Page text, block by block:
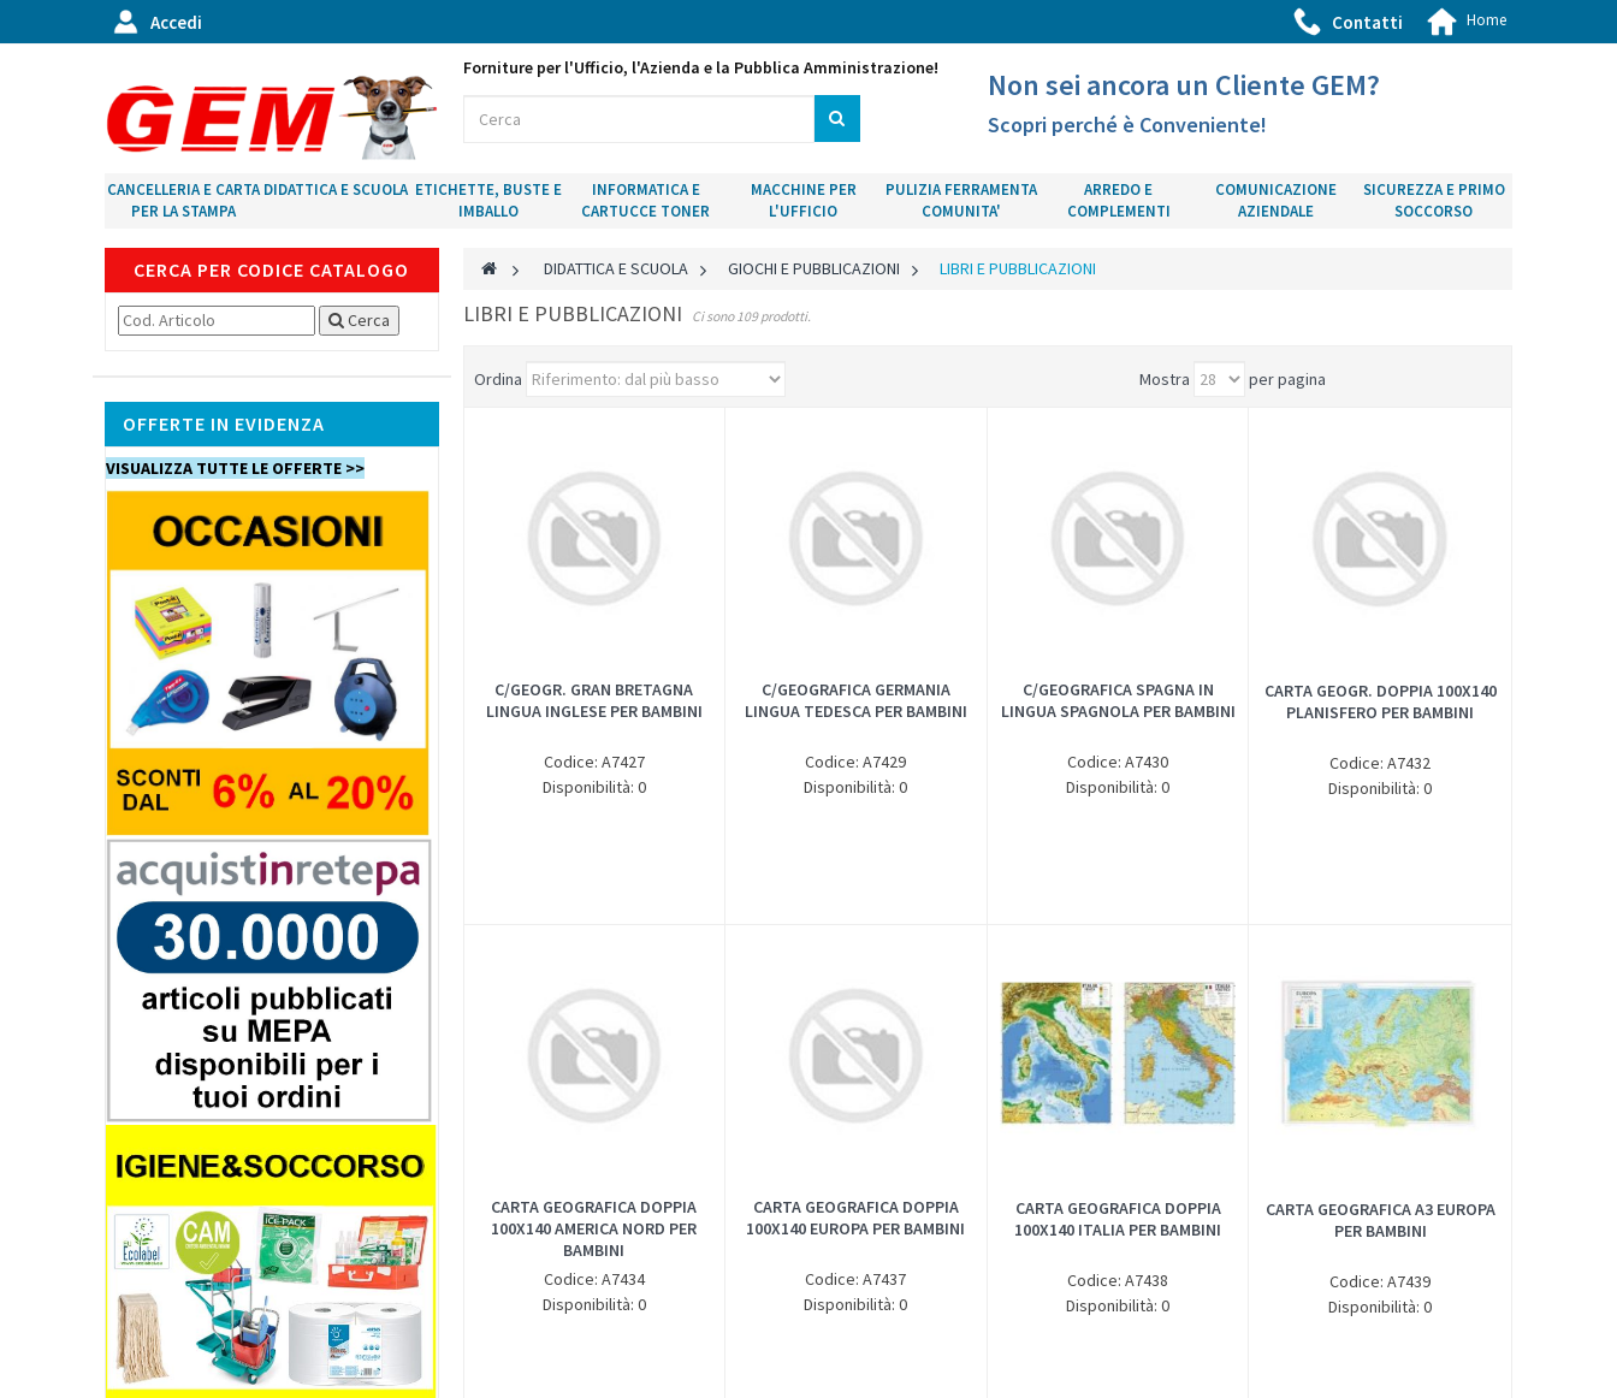
Accedi Contatti Home
Forniture per l'Ufficio, l'Azienda e la Pubblica Amministrazione! Non sei ancora un Cliente GEM?
Scopri perché è Conveniente!
CANCELLERIA E CARTA
PER LA STAMPA
DIDATTICA E SCUOLA ETICHETTE, BUSTE E
IMBALLO
INFORMATICA E
CARTUCCE TONER
MACCHINE PER
L'UFFICIO
PULIZIA FERRAMENTA
COMUNITA'
ARREDO E
COMPLEMENTI
COMUNICAZIONE
AZIENDALE
SICUREZZA E PRIMO
SOCCORSO
CERCA PER CODICE CATALOGO
Cerca
OFFERTE IN EVIDENZA
VISUALIZZA TUTTE LE OFFERTE >>
> DIDATTICA E SCUOLA > GIOCHI E PUBBLICAZIONI > LIBRI E PUBBLICAZIONI
LIBRI E PUBBLICAZIONI Ci sono 109 prodotti.
Ordina Mostra per pagina
C/GEOGR. GRAN BRETAGNA
LINGUA INGLESE PER BAMBINI
Codice: A7427
Disponibilità: 0
C/GEOGRAFICA GERMANIA
LINGUA TEDESCA PER BAMBINI
Codice: A7429
Disponibilità: 0
C/GEOGRAFICA SPAGNA IN
LINGUA SPAGNOLA PER BAMBINI
Codice: A7430
Disponibilità: 0
CARTA GEOGR. DOPPIA 100X140
PLANISFERO PER BAMBINI
Codice: A7432
Disponibilità: 0
CARTA GEOGRAFICA DOPPIA
100X140 AMERICA NORD PER
BAMBINI
Codice: A7434
Disponibilità: 0
CARTA GEOGRAFICA DOPPIA
100X140 EUROPA PER BAMBINI
Codice: A7437
Disponibilità: 0
CARTA GEOGRAFICA DOPPIA
100X140 ITALIA PER BAMBINI
Codice: A7438
Disponibilità: 0
CARTA GEOGRAFICA A3 EUROPA
PER BAMBINI
Codice: A7439
Disponibilità: 0